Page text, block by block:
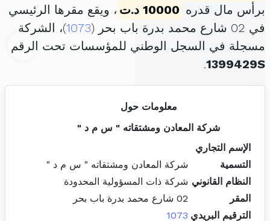
برأس مال قدره 10000 د.ت
، ويقع مقرها الرئيسي
في 02 شارع محمد بدرة باب بحر (
1073)، الشركة
مسجلة في السجل الوطني للمؤسسات تحت الرقم
1399429S
.
معلومات حول
شركة المعادن ومشتقاته " س م د "
الإسم التجاري
التسمية
شركة المعادن ومشتقاته " س م د "
النظام القانوني شركة ذات المسؤولية المحدودة
المقر
02 شارع محمد بدرة باب بحر
الترقيم البريدي 1073